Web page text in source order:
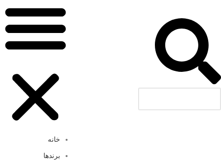
خانه
برندها